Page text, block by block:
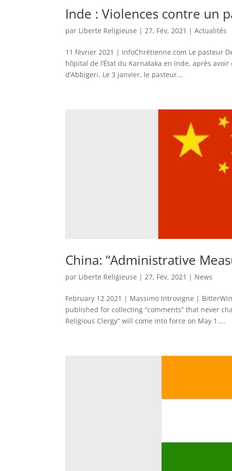
Inde : Violences contre un
par Liberte Religieuse |27, Fév, 2021 |Actualités
11 février 2021 | InfoChrétienne.com Le pasteur
hôpital de l’État du Karnataka en Inde, après
d’Abbigeri. Le 3 janvier, le pasteur...
China: “Administrative
par Liberte Religieuse |27, Fév, 2021 | News
February 12 2021 | Massimo Introvigne |
published for collecting “comments” that never
Religious Clergy” will come into force on May 1....